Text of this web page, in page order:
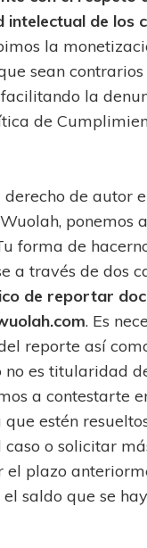
de los
la
sean
la
de
de autor
ponemos
forma de
a través de dos
de reportar
. Es
reporte así
es titularidad
a contestarte
estén
o solicitar
plazo
saldo que se